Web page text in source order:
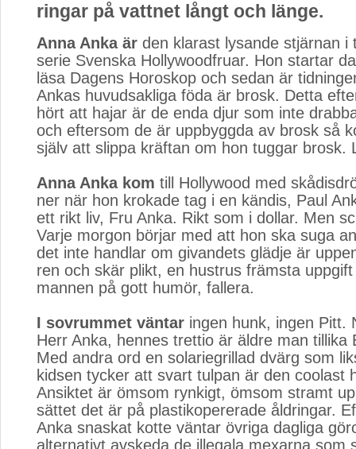
ringar på vattnet långt och länge.
Anna Anka är den klarast lysande stjärnan i
serie Svenska Hollywoodfruar. Hon startar
läsa Dagens Horoskop och sedan är
Ankas huvudsakliga föda är brosk. Detta
hört att hajar är de enda djur som inte
och eftersom de är uppbyggda av brosk så
själv att slippa kräftan om hon tuggar brosk.
Anna Anka kom till Hollywood med
ner när hon krokade tag i en kändis, Paul
ett rikt liv, Fru Anka. Rikt som i dollar. Men
Varje morgon börjar med att hon ska suga
det inte handlar om givandets glädje är
ren och skär plikt, en hustrus främsta
mannen på gott humör, fallera.
I sovrummet väntar ingen hunk, ingen Pitt.
Herr Anka, hennes trettio är äldre man tillika
Med andra ord en solariegrillad dvärg som
kidsen tycker att svart tulpan är den coolast
Ansiktet är ömsom rynkigt, ömsom stramt
sättet det är på plastikopererade åldringar.
Anka snaskat kotte väntar övriga dagliga
alternativt avskeda de illegala mexarna som